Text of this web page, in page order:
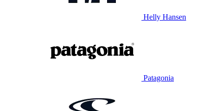
Helly Hansen
Patagonia